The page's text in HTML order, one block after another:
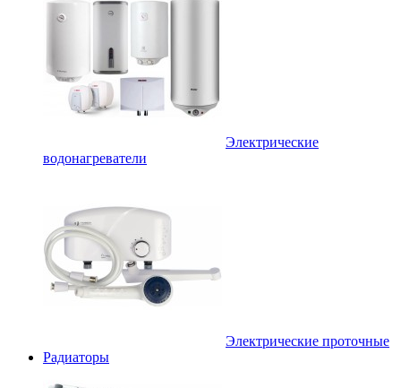
Электрические
водонагреватели
Электрические проточные
Радиаторы